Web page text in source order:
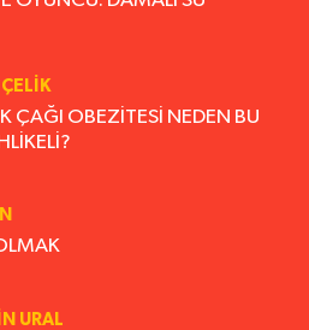
ÇAĞI OBEZİTESİ NEDEN BU
URAL